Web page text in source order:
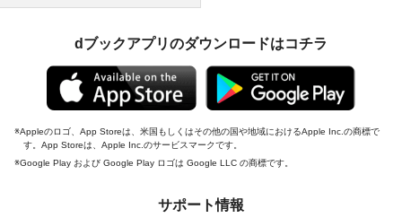
dブックアプリのダウンロードはコチラ
Appleのロゴ、App Storeは、米国もしくはその他の国や地域におけるApple Inc.の商標で
す。App Storeは、Apple Inc.のサービスマークです。
Google Play および Google Play ロゴは Google LLC の商標です。
サポート情報